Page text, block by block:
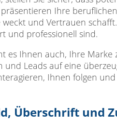
Ihre
und Vertrauen
und professionell sind.
es Ihnen auch, Ihre
Leads auf eine
Ihnen folgen
Überschrift und